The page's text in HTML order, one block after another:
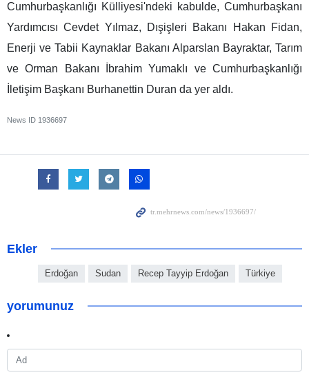
Cumhurbaşkanlığı Külliyesi'ndeki kabulde, Cumhurbaşkanı
Yardımcısı Cevdet Yılmaz, Dışişleri Bakanı Hakan Fidan,
Enerji ve Tabii Kaynaklar Bakanı Alparslan Bayraktar, Tarım
ve Orman Bakanı İbrahim Yumaklı ve Cumhurbaşkanlığı
İletişim Başkanı Burhanettin Duran da yer aldı.
News ID 1936697
Ekler
Erdoğan Sudan Recep Tayyip Erdoğan Türkiye
yorumunuz